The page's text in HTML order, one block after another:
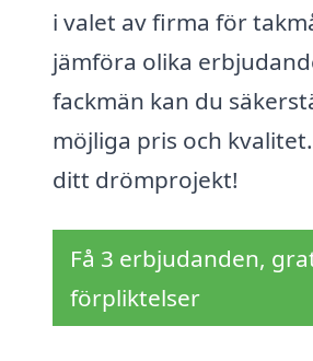
i valet av firma för
jämföra olika
fackmän kan du
möjliga pris och
ditt drömprojekt!
Få 3 erbjudanden,
förpliktelser